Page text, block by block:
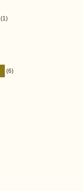
(1)
(6)